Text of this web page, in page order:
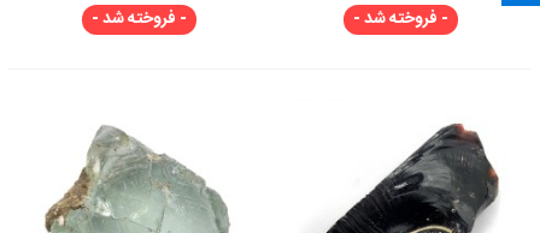
- فروخته شد -
- فروخته شد -